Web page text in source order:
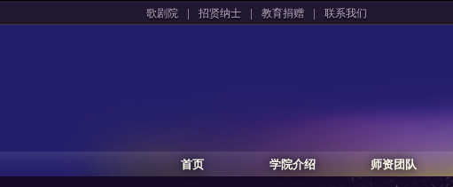
歌剧院 | 招贤纳士 | 教育捐赠 | 联系我们
首页 学院介绍 师资团队